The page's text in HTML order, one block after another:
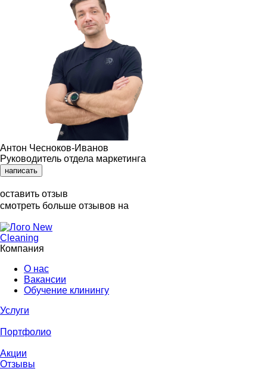
Антон Чесноков-Иванов
Руководитель отдела маркетинга
написать
оставить отзыв
смотреть больше отзывов на
Компания
О нас
Вакансии
Обучение клинингу
Услуги
Портфолио
Акции
Отзывы